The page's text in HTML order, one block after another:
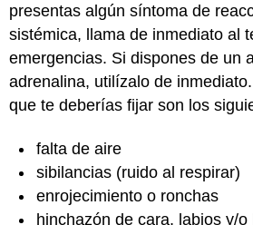
presentas algún síntoma de
sistémica, llama de inmediato al
emergencias. Si dispones de un
adrenalina, utilízalo de
que te deberías fijar son los
falta de aire
sibilancias (ruido al respirar)
enrojecimiento o ronchas
hinchazón de cara, labios y/o